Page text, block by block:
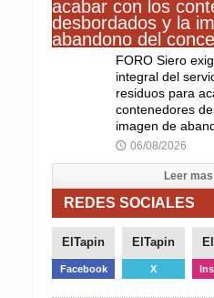
FORO Siero
integral del
residuos para
contenedores
imagen de
🕔 06/08/2026
Leer mas
REDES SOCIALES
ElTapin
Facebook
ElTapin
X